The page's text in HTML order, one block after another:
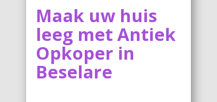
Maak uw huis
leeg met Antiek
Opkoper in
Beselare